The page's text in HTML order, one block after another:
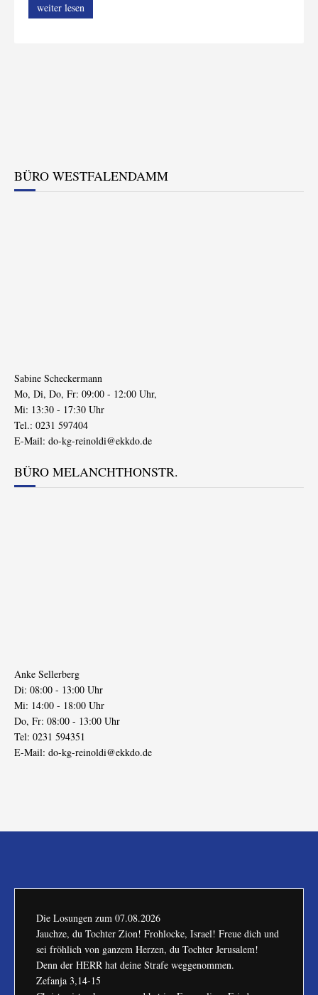
weiter lesen
BÜRO WESTFALENDAMM
Sabine Scheckermann
Mo, Di, Do, Fr: 09:00 - 12:00 Uhr,
Mi: 13:30 - 17:30 Uhr
Tel.: 0231 597404
E-Mail: do-kg-reinoldi@ekkdo.de
BÜRO MELANCHTHONSTR.
Anke Sellerberg
Di: 08:00 - 13:00 Uhr
Mi: 14:00 - 18:00 Uhr
Do, Fr: 08:00 - 13:00 Uhr
Tel: 0231 594351
E-Mail: do-kg-reinoldi@ekkdo.de
Die Losungen zum 07.08.2026
Jauchze, du Tochter Zion! Frohlocke, Israel! Freue dich und
sei fröhlich von ganzem Herzen, du Tochter Jerusalem!
Denn der HERR hat deine Strafe weggenommen.
Zefanja 3,14-15